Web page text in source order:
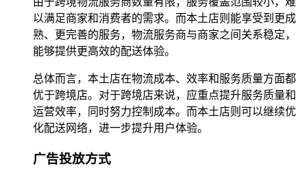
以满足商家和消费者的需求。而本土店则能享受到更成
熟、更完善的服务，物流服务商与商家之间关系稳定，
能够提供更高效的配送体验。
总体而言，本土店在物流成本、效率和服务质量方面都
优于跨境店。对于跨境店来说，应重点提升服务质量和
运营效率，同时努力控制成本。而本土店则可以继续优
化配送网络，进一步提升用户体验。
广告投放方式